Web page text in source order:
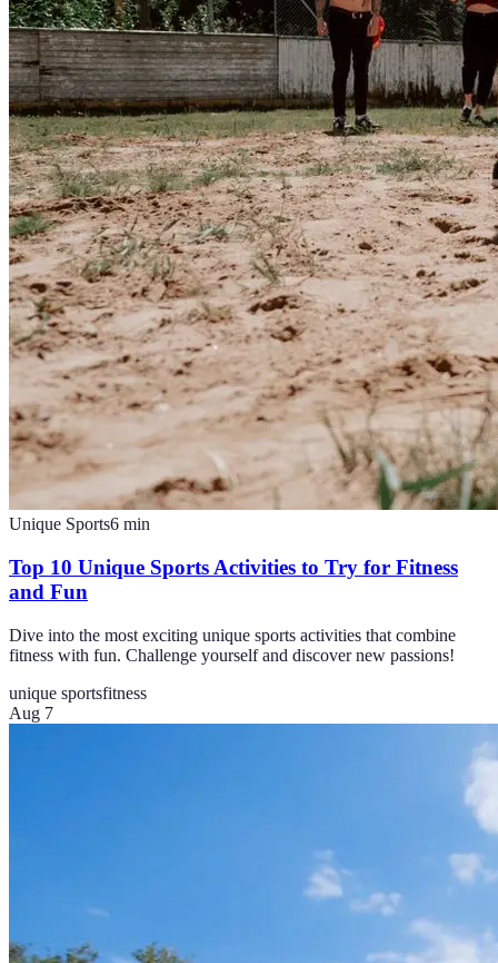
Unique Sports6 min
Top 10 Unique Sports Activities to Try for Fitness
and Fun
Dive into the most exciting unique sports activities that combine
fitness with fun. Challenge yourself and discover new passions!
unique sportsfitness
Aug 7